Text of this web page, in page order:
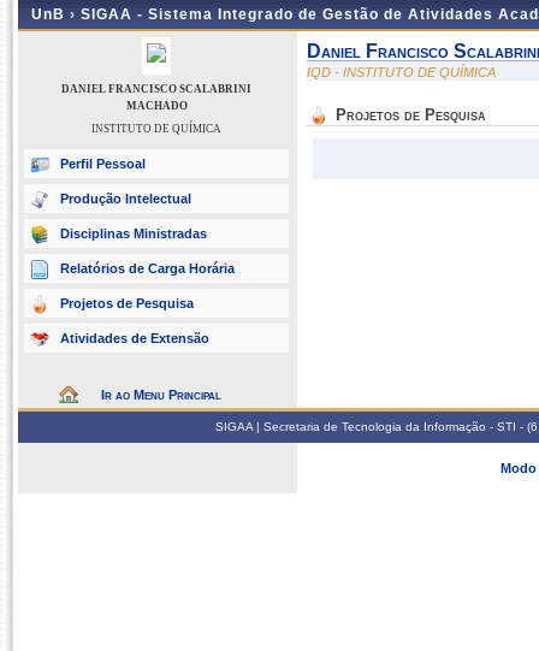
UnB › SIGAA - Sistema Integrado de Gestão de Atividades
DANIEL FRANCISCO SCALABRINI
MACHADO
INSTITUTO DE QUÍMICA
Perfil Pessoal
Produção Intelectual
Disciplinas Ministradas
Relatórios de Carga Horária
Projetos de Pesquisa
Atividades de Extensão
Ir ao Menu Principal
Daniel Francisco
IQD - INSTITUTO DE QUÍMICA
Projetos de Pesquisa
SIGAA | Secretaria de Tecnologia da Informação - STI -
Modo